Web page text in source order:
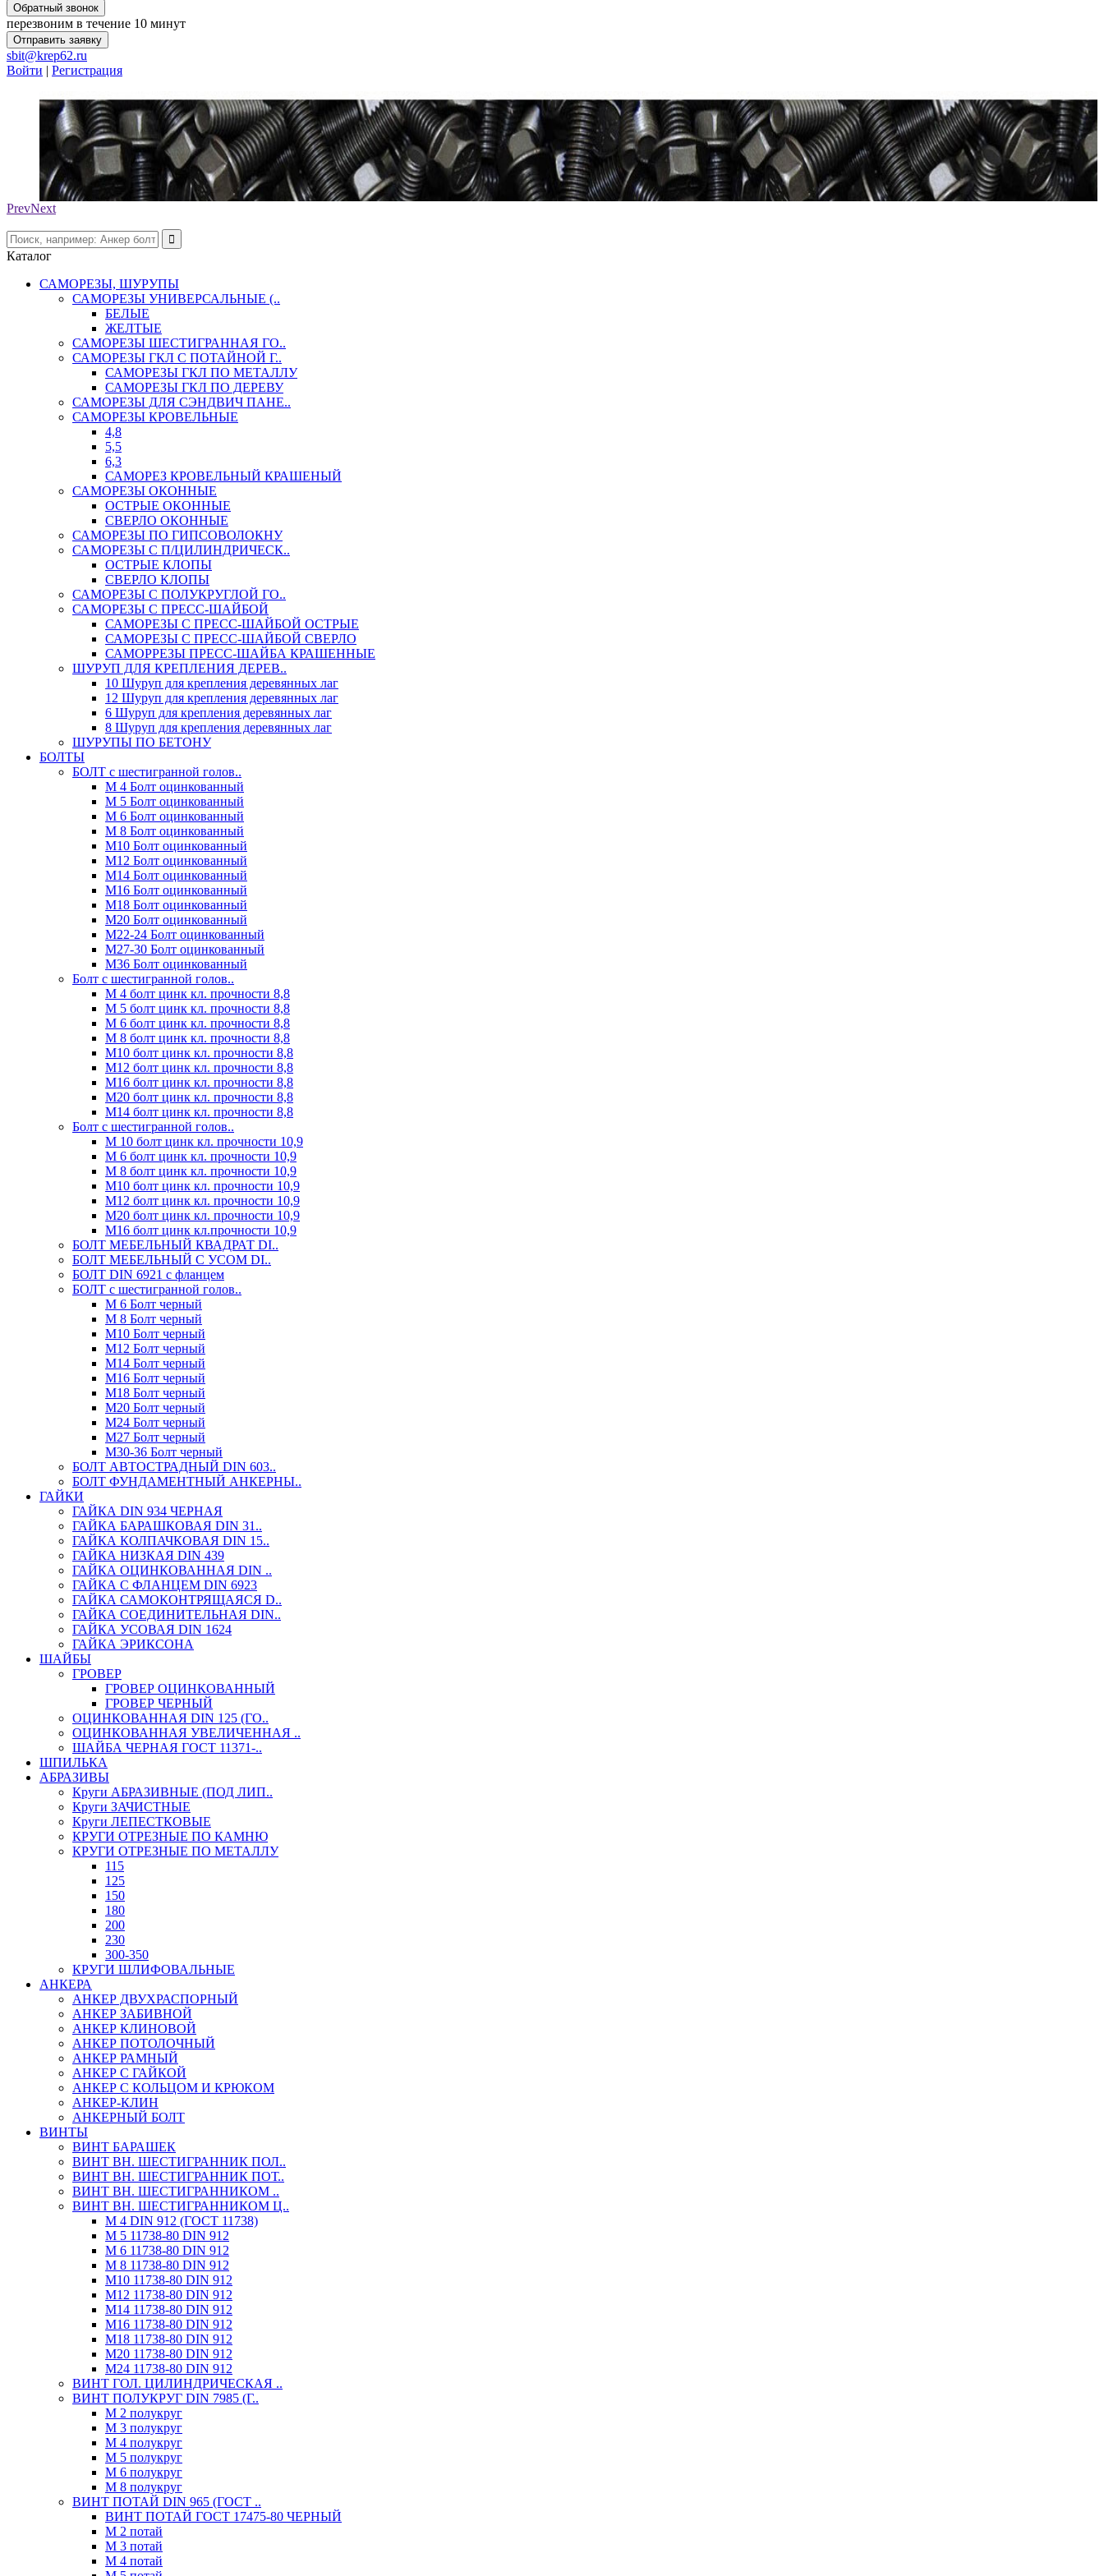
Обратный звонок
перезвоним в течение 10 минут
Отправить заявку
sbit@krep62.ru
Войти | Регистрация
PrevNext
Каталог
САМОРЕЗЫ, ШУРУПЫ
САМОРЕЗЫ УНИВЕРСАЛЬНЫЕ (..
БЕЛЫЕ
ЖЕЛТЫЕ
САМОРЕЗЫ ШЕСТИГРАННАЯ ГО..
САМОРЕЗЫ ГКЛ С ПОТАЙНОЙ Г..
САМОРЕЗЫ ГКЛ ПО МЕТАЛЛУ
САМОРЕЗЫ ГКЛ ПО ДЕРЕВУ
САМОРЕЗЫ ДЛЯ СЭНДВИЧ ПАНЕ..
САМОРЕЗЫ КРОВЕЛЬНЫЕ
4,8
5,5
6,3
САМОРЕЗ КРОВЕЛЬНЫЙ КРАШЕНЫЙ
САМОРЕЗЫ ОКОННЫЕ
ОСТРЫЕ ОКОННЫЕ
СВЕРЛО ОКОННЫЕ
САМОРЕЗЫ ПО ГИПСОВОЛОКНУ
САМОРЕЗЫ С П/ЦИЛИНДРИЧЕСК..
ОСТРЫЕ КЛОПЫ
СВЕРЛО КЛОПЫ
САМОРЕЗЫ С ПОЛУКРУГЛОЙ ГО..
САМОРЕЗЫ С ПРЕСС-ШАЙБОЙ
САМОРЕЗЫ С ПРЕСС-ШАЙБОЙ ОСТРЫЕ
САМОРЕЗЫ С ПРЕСС-ШАЙБОЙ СВЕРЛО
САМОРРЕЗЫ ПРЕСС-ШАЙБА КРАШЕННЫЕ
ШУРУП ДЛЯ КРЕПЛЕНИЯ ДЕРЕВ..
10 Шуруп для крепления деревянных лаг
12 Шуруп для крепления деревянных лаг
6 Шуруп для крепления деревянных лаг
8 Шуруп для крепления деревянных лаг
ШУРУПЫ ПО БЕТОНУ
БОЛТЫ
БОЛТ с шестигранной голов..
М 4 Болт оцинкованный
М 5 Болт оцинкованный
М 6 Болт оцинкованный
М 8 Болт оцинкованный
М10 Болт оцинкованный
М12 Болт оцинкованный
М14 Болт оцинкованный
М16 Болт оцинкованный
М18 Болт оцинкованный
М20 Болт оцинкованный
М22-24 Болт оцинкованный
М27-30 Болт оцинкованный
М36 Болт оцинкованный
Болт с шестигранной голов..
М 4 болт цинк кл. прочности 8,8
М 5 болт цинк кл. прочности 8,8
М 6 болт цинк кл. прочности 8,8
М 8 болт цинк кл. прочности 8,8
М10 болт цинк кл. прочности 8,8
М12 болт цинк кл. прочности 8,8
М16 болт цинк кл. прочности 8,8
М20 болт цинк кл. прочности 8,8
М14 болт цинк кл. прочности 8,8
Болт с шестигранной голов..
М 10 болт цинк кл. прочности 10,9
М 6 болт цинк кл. прочности 10,9
М 8 болт цинк кл. прочности 10,9
М10 болт цинк кл. прочности 10,9
М12 болт цинк кл. прочности 10,9
М20 болт цинк кл. прочности 10,9
М16 болт цинк кл.прочности 10,9
БОЛТ МЕБЕЛЬНЫЙ КВАДРАТ DI..
БОЛТ МЕБЕЛЬНЫЙ С УСОМ DI..
БОЛТ DIN 6921 c фланцем
БОЛТ с шестигранной голов..
М 6 Болт черный
М 8 Болт черный
М10 Болт черный
М12 Болт черный
М14 Болт черный
М16 Болт черный
М18 Болт черный
М20 Болт черный
М24 Болт черный
М27 Болт черный
М30-36 Болт черный
БОЛТ АВТОСТРАДНЫЙ DIN 603..
БОЛТ ФУНДАМЕНТНЫЙ АНКЕРНЫ..
ГАЙКИ
ГАЙКА DIN 934 ЧЕРНАЯ
ГАЙКА БАРАШКОВАЯ DIN 31..
ГАЙКА КОЛПАЧКОВАЯ DIN 15..
ГАЙКА НИЗКАЯ DIN 439
ГАЙКА ОЦИНКОВАННАЯ DIN ..
ГАЙКА С ФЛАНЦЕМ DIN 6923
ГАЙКА САМОКОНТРЯЩАЯСЯ D..
ГАЙКА СОЕДИНИТЕЛЬНАЯ DIN..
ГАЙКА УСОВАЯ DIN 1624
ГАЙКА ЭРИКСОНА
ШАЙБЫ
ГРОВЕР
ГРОВЕР ОЦИНКОВАННЫЙ
ГРОВЕР ЧЕРНЫЙ
ОЦИНКОВАННАЯ DIN 125 (ГО..
ОЦИНКОВАННАЯ УВЕЛИЧЕННАЯ ..
ШАЙБА ЧЕРНАЯ ГОСТ 11371-..
ШПИЛЬКА
АБРАЗИВЫ
Круги АБРАЗИВНЫЕ (ПОД ЛИП..
Круги ЗАЧИСТНЫЕ
Круги ЛЕПЕСТКОВЫЕ
КРУГИ ОТРЕЗНЫЕ ПО КАМНЮ
КРУГИ ОТРЕЗНЫЕ ПО МЕТАЛЛУ
115
125
150
180
200
230
300-350
КРУГИ ШЛИФОВАЛЬНЫЕ
АНКЕРА
АНКЕР ДВУХРАСПОРНЫЙ
АНКЕР ЗАБИВНОЙ
АНКЕР КЛИНОВОЙ
АНКЕР ПОТОЛОЧНЫЙ
АНКЕР РАМНЫЙ
АНКЕР С ГАЙКОЙ
АНКЕР С КОЛЬЦОМ И КРЮКОМ
АНКЕР-КЛИН
АНКЕРНЫЙ БОЛТ
ВИНТЫ
ВИНТ БАРАШЕК
ВИНТ ВН. ШЕСТИГРАННИК ПОЛ..
ВИНТ ВН. ШЕСТИГРАННИК ПОТ..
ВИНТ ВН. ШЕСТИГРАННИКОМ ..
ВИНТ ВН. ШЕСТИГРАННИКОМ Ц..
М 4 DIN 912 (ГОСТ 11738)
М 5 11738-80 DIN 912
М 6 11738-80 DIN 912
М 8 11738-80 DIN 912
М10 11738-80 DIN 912
М12 11738-80 DIN 912
М14 11738-80 DIN 912
М16 11738-80 DIN 912
М18 11738-80 DIN 912
М20 11738-80 DIN 912
М24 11738-80 DIN 912
ВИНТ ГОЛ. ЦИЛИНДРИЧЕСКАЯ ..
ВИНТ ПОЛУКРУГ DIN 7985 (Г..
М 2 полукруг
М 3 полукруг
М 4 полукруг
М 5 полукруг
М 6 полукруг
М 8 полукруг
ВИНТ ПОТАЙ DIN 965 (ГОСТ ..
ВИНТ ПОТАЙ ГОСТ 17475-80 ЧЕРНЫЙ
М 2 потай
М 3 потай
М 4 потай